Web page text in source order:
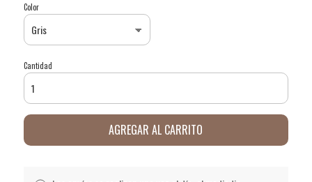
Color
Cantidad
AGREGAR AL CARRITO